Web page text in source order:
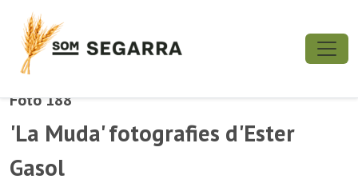
Foto 188
'La Muda' fotografies d'Ester
Gasol